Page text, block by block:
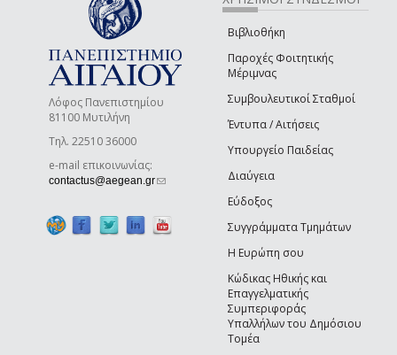
Λόφος Πανεπιστημίου
81100 Μυτιλήνη
Τηλ. 22510 36000
e-mail επικοινωνίας:
contactus@aegean.gr(link sends e-mail)
Βιβλιοθήκη
Παροχές Φοιτητικής
Μέριμνας
Συμβουλευτικοί Σταθμοί
Έντυπα / Αιτήσεις
Υπουργείο Παιδείας
Διαύγεια
Εύδοξος
Συγγράμματα Τμημάτων
Η Ευρώπη σου
Κώδικας Ηθικής και
Επαγγελματικής
Συμπεριφοράς
Υπαλλήλων του Δημόσιου
Τομέα